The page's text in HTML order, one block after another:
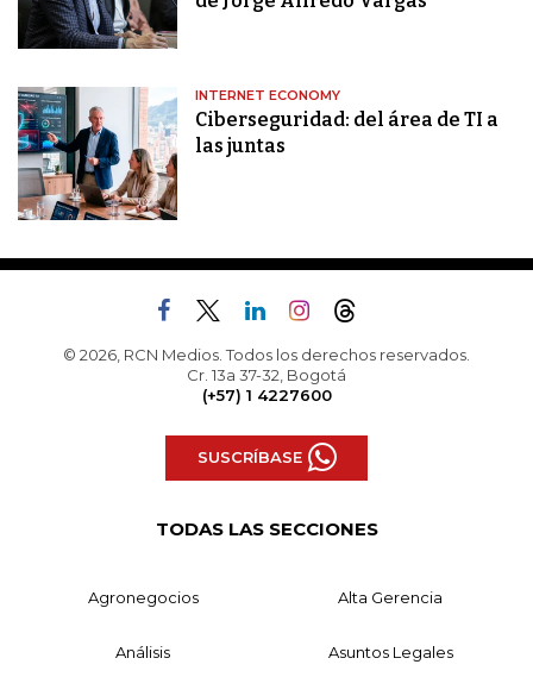
INTERNET ECONOMY
Ciberseguridad: del área de TI a
las juntas
© 2026, RCN Medios. Todos los derechos reservados.
Cr. 13a 37-32, Bogotá
(+57) 1 4227600
SUSCRÍBASE
TODAS LAS SECCIONES
Agronegocios Alta Gerencia
Análisis Asuntos Legales